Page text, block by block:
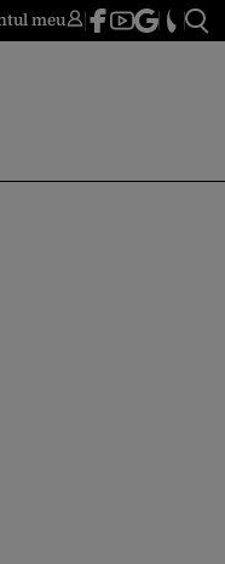
meu